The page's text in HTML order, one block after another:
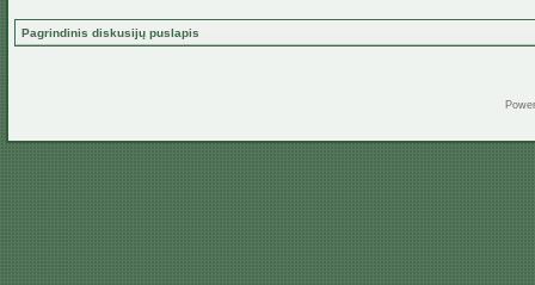
Pagrindinis diskusijų puslapis